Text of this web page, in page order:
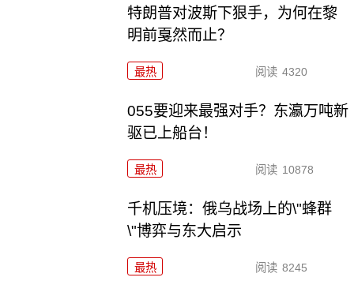
特朗普对波斯下狠手，为何在黎
明前戛然而止？
最热 阅读 4320
055要迎来最强对手？东瀛万吨新
驱已上船台！
最热 阅读 10878
千机压境：俄乌战场上的\"蜂群
\"博弈与东大启示
最热 阅读 8245